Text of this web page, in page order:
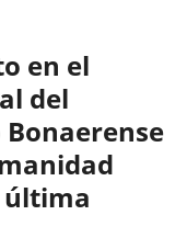
en el
del
última